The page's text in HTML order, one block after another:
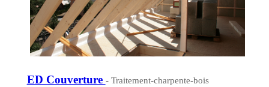
ED Couverture - Traitement-charpente-bois